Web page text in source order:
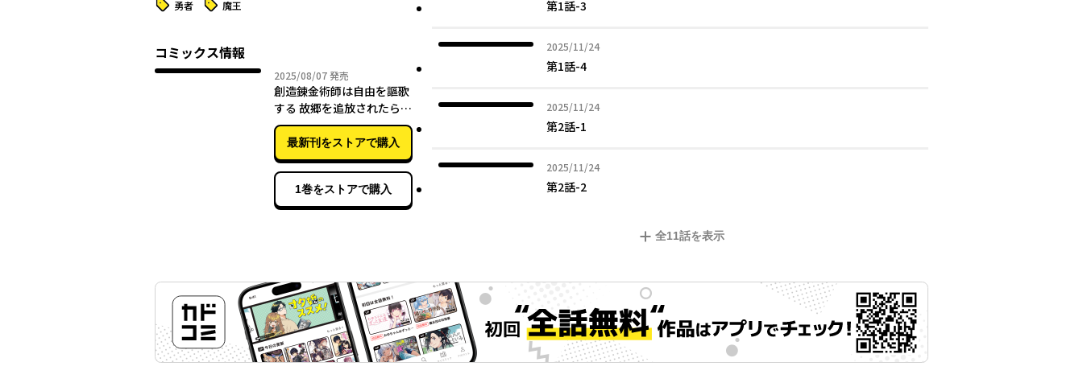
タグ 勇者 タグ 魔王
コミックス情報
2025/08/072025年08月07日
発売
創造錬金術師は自由を謳歌
する 故郷を追放されたら、
魔王のお膝元で超絶効果の
マジックアイテム作り放題
になりました (６)
最新刊をストアで購入
1巻をストアで購入
第1話-3
2025/11/24
2025年11月24日
第1話-4
2025/11/24
2025年11月24日
第2話-1
2025/11/24
2025年11月24日
第2話-2
全11話を表示